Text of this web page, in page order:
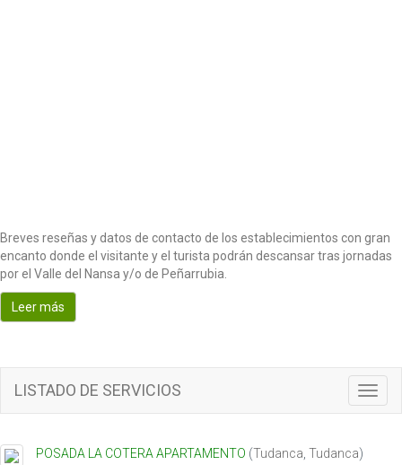
Breves reseñas y datos de contacto de los establecimientos con gran
encanto donde el visitante y el turista podrán descansar tras jornadas
por el Valle del Nansa y/o de Peñarrubia.
Leer más
LISTADO DE SERVICIOS
POSADA LA COTERA APARTAMENTO (Tudanca Tudanca)